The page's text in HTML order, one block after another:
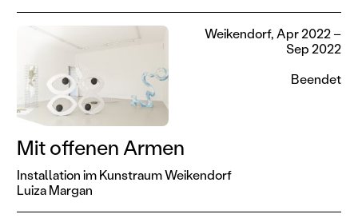
Mit offenen Armen
Installation im Kunstraum Weikendorf
Luiza Margan
Weikendorf, Apr 2022 –
Sep 2022
Beendet